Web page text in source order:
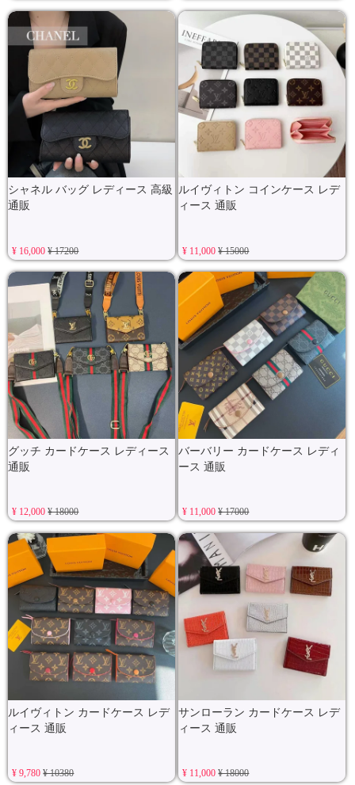
シャネル バッグ レディース 高級
通販
¥ 16,000¥ 17200
ルイヴィトン コインケース レデ
ィース 通販
¥ 11,000¥ 15000
グッチ カードケース レディース
通販
¥ 12,000¥ 18000
バーバリー カードケース レディ
ース 通販
¥ 11,000¥ 17000
ルイヴィトン カードケース レデ
ィース 通販
¥ 9,780¥ 10380
サンローラン カードケース レデ
ィース 通販
¥ 11,000¥ 18000